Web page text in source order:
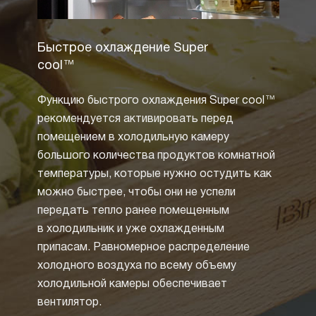
Быстрое охлаждение Super
cool™
Функцию быстрого охлаждения Super cool™
рекомендуется активировать перед
помещением в холодильную камеру
большого количества продуктов комнатной
температуры, которые нужно остудить как
можно быстрее, чтобы они не успели
передать тепло ранее помещенным
в холодильник и уже охлажденным
припасам. Равномерное распределение
холодного воздуха по всему объему
холодильной камеры обеспечивает
вентилятор.
от